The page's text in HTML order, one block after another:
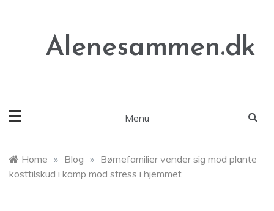
Alenesammen.dk
Menu
Home » Blog » Børnefamilier vender sig mod plante
kosttilskud i kamp mod stress i hjemmet